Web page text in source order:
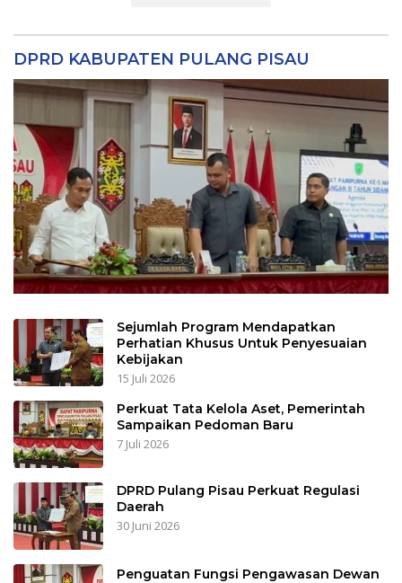
DPRD KABUPATEN PULANG PISAU
Sejumlah Program Mendapatkan
Perhatian Khusus Untuk Penyesuaian
Kebijakan
15 Juli 2026
Perkuat Tata Kelola Aset, Pemerintah
Sampaikan Pedoman Baru
7 Juli 2026
DPRD Pulang Pisau Perkuat Regulasi
Daerah
30 Juni 2026
Penguatan Fungsi Pengawasan Dewan